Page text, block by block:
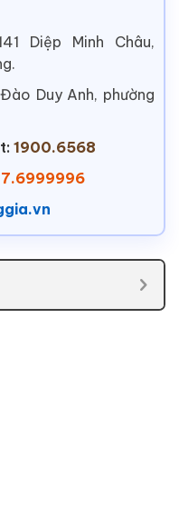
Diệp Minh Châu,
Duy Anh, phường
1900.6568